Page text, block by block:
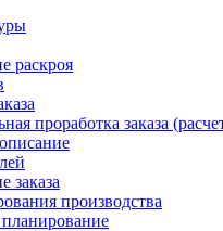
раскроя
проработка заказа
заказа
производства